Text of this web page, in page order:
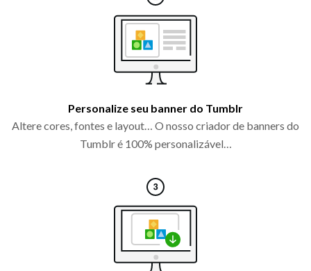
Personalize seu banner do Tumblr
Altere cores, fontes e layout… O nosso criador de banners do
Tumblr é 100% personalizável…